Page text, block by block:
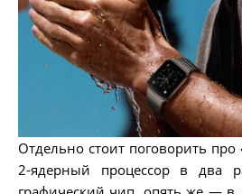
Отдельно стоит поговорить про
2-ядерный процессор в два